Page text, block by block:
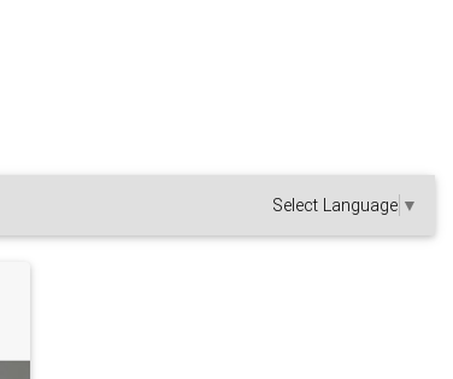
Select Language ▼